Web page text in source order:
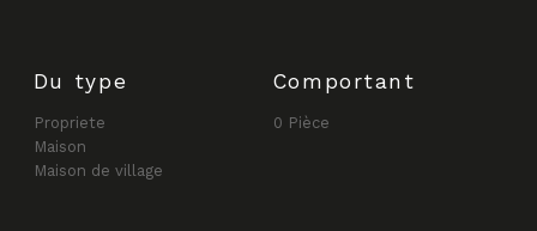
Du type
Propriete
Maison
Maison de village
Comportant
0 Pièce